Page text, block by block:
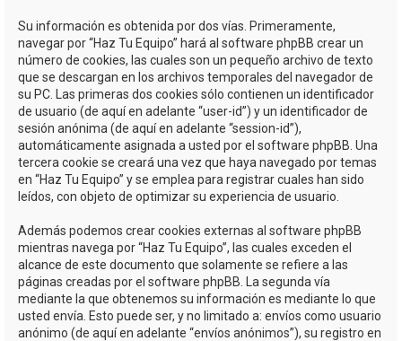
Su información es obtenida por dos vías. Primeramente,
navegar por “Haz Tu Equipo” hará al software phpBB crear un
número de cookies, las cuales son un pequeño archivo de texto
que se descargan en los archivos temporales del navegador de
su PC. Las primeras dos cookies sólo contienen un identificador
de usuario (de aquí en adelante “user-id”) y un identificador de
sesión anónima (de aquí en adelante “session-id”),
automáticamente asignada a usted por el software phpBB. Una
tercera cookie se creará una vez que haya navegado por temas
en “Haz Tu Equipo” y se emplea para registrar cuales han sido
leídos, con objeto de optimizar su experiencia de usuario.
Además podemos crear cookies externas al software phpBB
mientras navega por “Haz Tu Equipo”, las cuales exceden el
alcance de este documento que solamente se refiere a las
páginas creadas por el software phpBB. La segunda vía
mediante la que obtenemos su información es mediante lo que
usted envía. Esto puede ser, y no limitado a: envíos como usuario
anónimo (de aquí en adelante “envíos anónimos”), su registro en